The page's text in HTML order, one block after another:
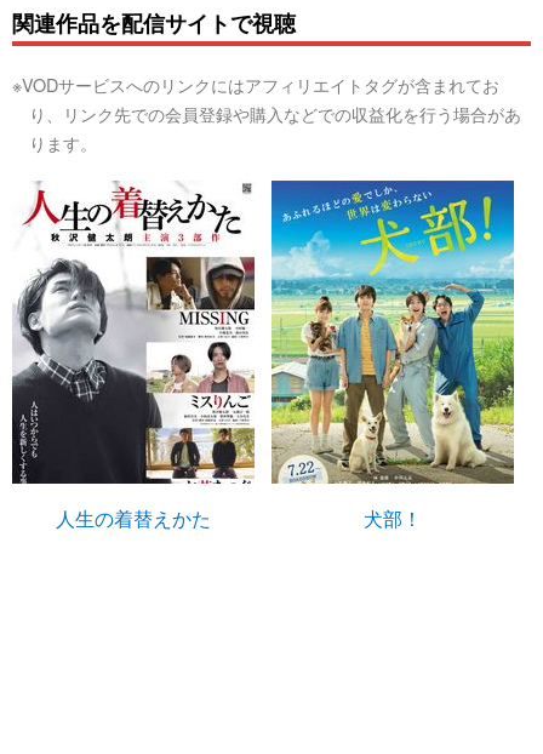
関連作品を配信サイトで視聴
※VODサービスへのリンクにはアフィリエイトタグが含まれてお
り、リンク先での会員登録や購入などでの収益化を行う場合があ
ります。
人生の着替えかた 犬部！